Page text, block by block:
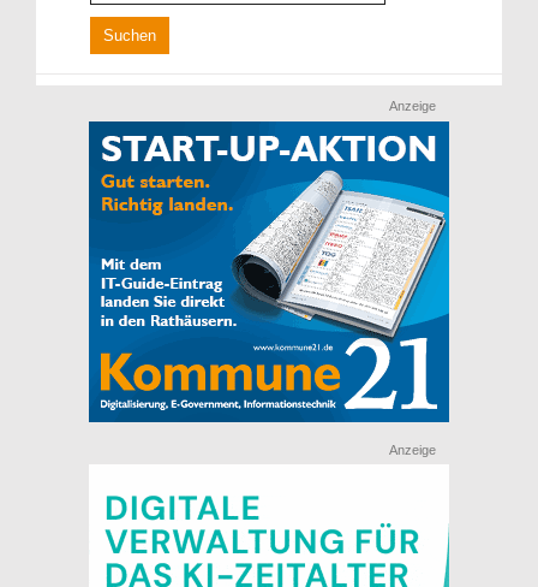
Anzeige
Anzeige